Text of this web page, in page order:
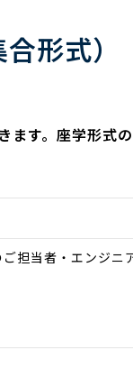
形式）
す。座学形式
担当者・エンジニ